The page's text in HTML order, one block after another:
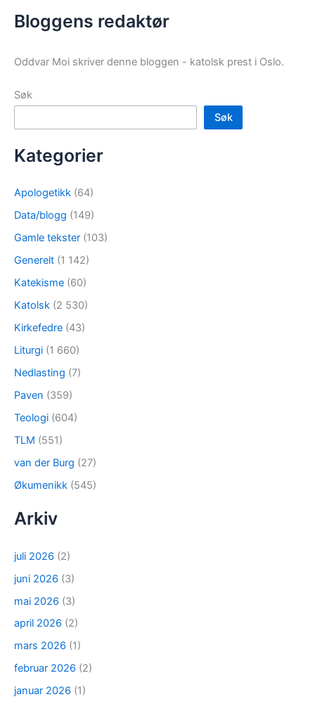
Bloggens redaktør
Oddvar Moi skriver denne bloggen - katolsk prest i Oslo.
Søk
Søk
Kategorier
Apologetikk (64)
Data/blogg (149)
Gamle tekster (103)
Generelt (1 142)
Katekisme (60)
Katolsk (2 530)
Kirkefedre (43)
Liturgi (1 660)
Nedlasting (7)
Paven (359)
Teologi (604)
TLM (551)
van der Burg (27)
Økumenikk (545)
Arkiv
juli 2026 (2)
juni 2026 (3)
mai 2026 (3)
april 2026 (2)
mars 2026 (1)
februar 2026 (2)
januar 2026 (1)